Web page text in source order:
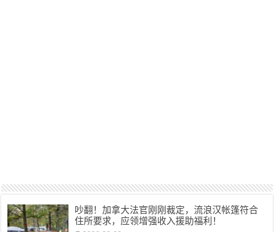
吵翻！加拿大法官刚刚裁定，流浪汉帐篷符合
住所要求，应领增强收入援助福利！